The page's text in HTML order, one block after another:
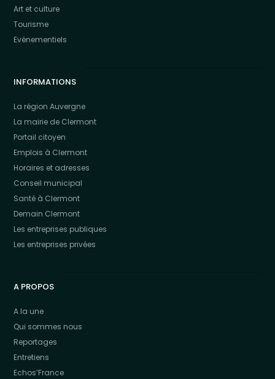
Art et culture
Tourisme
Evénementiels
INFORMATIONS
La région Auvergne
La mairie de Clermont
Portail citoyen
Emplois à Clermont
Horaires et adresses
Conseil municipal
Santé à Clermont
Demain Clermont
Les entreprises publiques
Les entreprises privées
A PROPOS
A la une
Qui sommes nous
Reportages
Entretiens
Echos’France